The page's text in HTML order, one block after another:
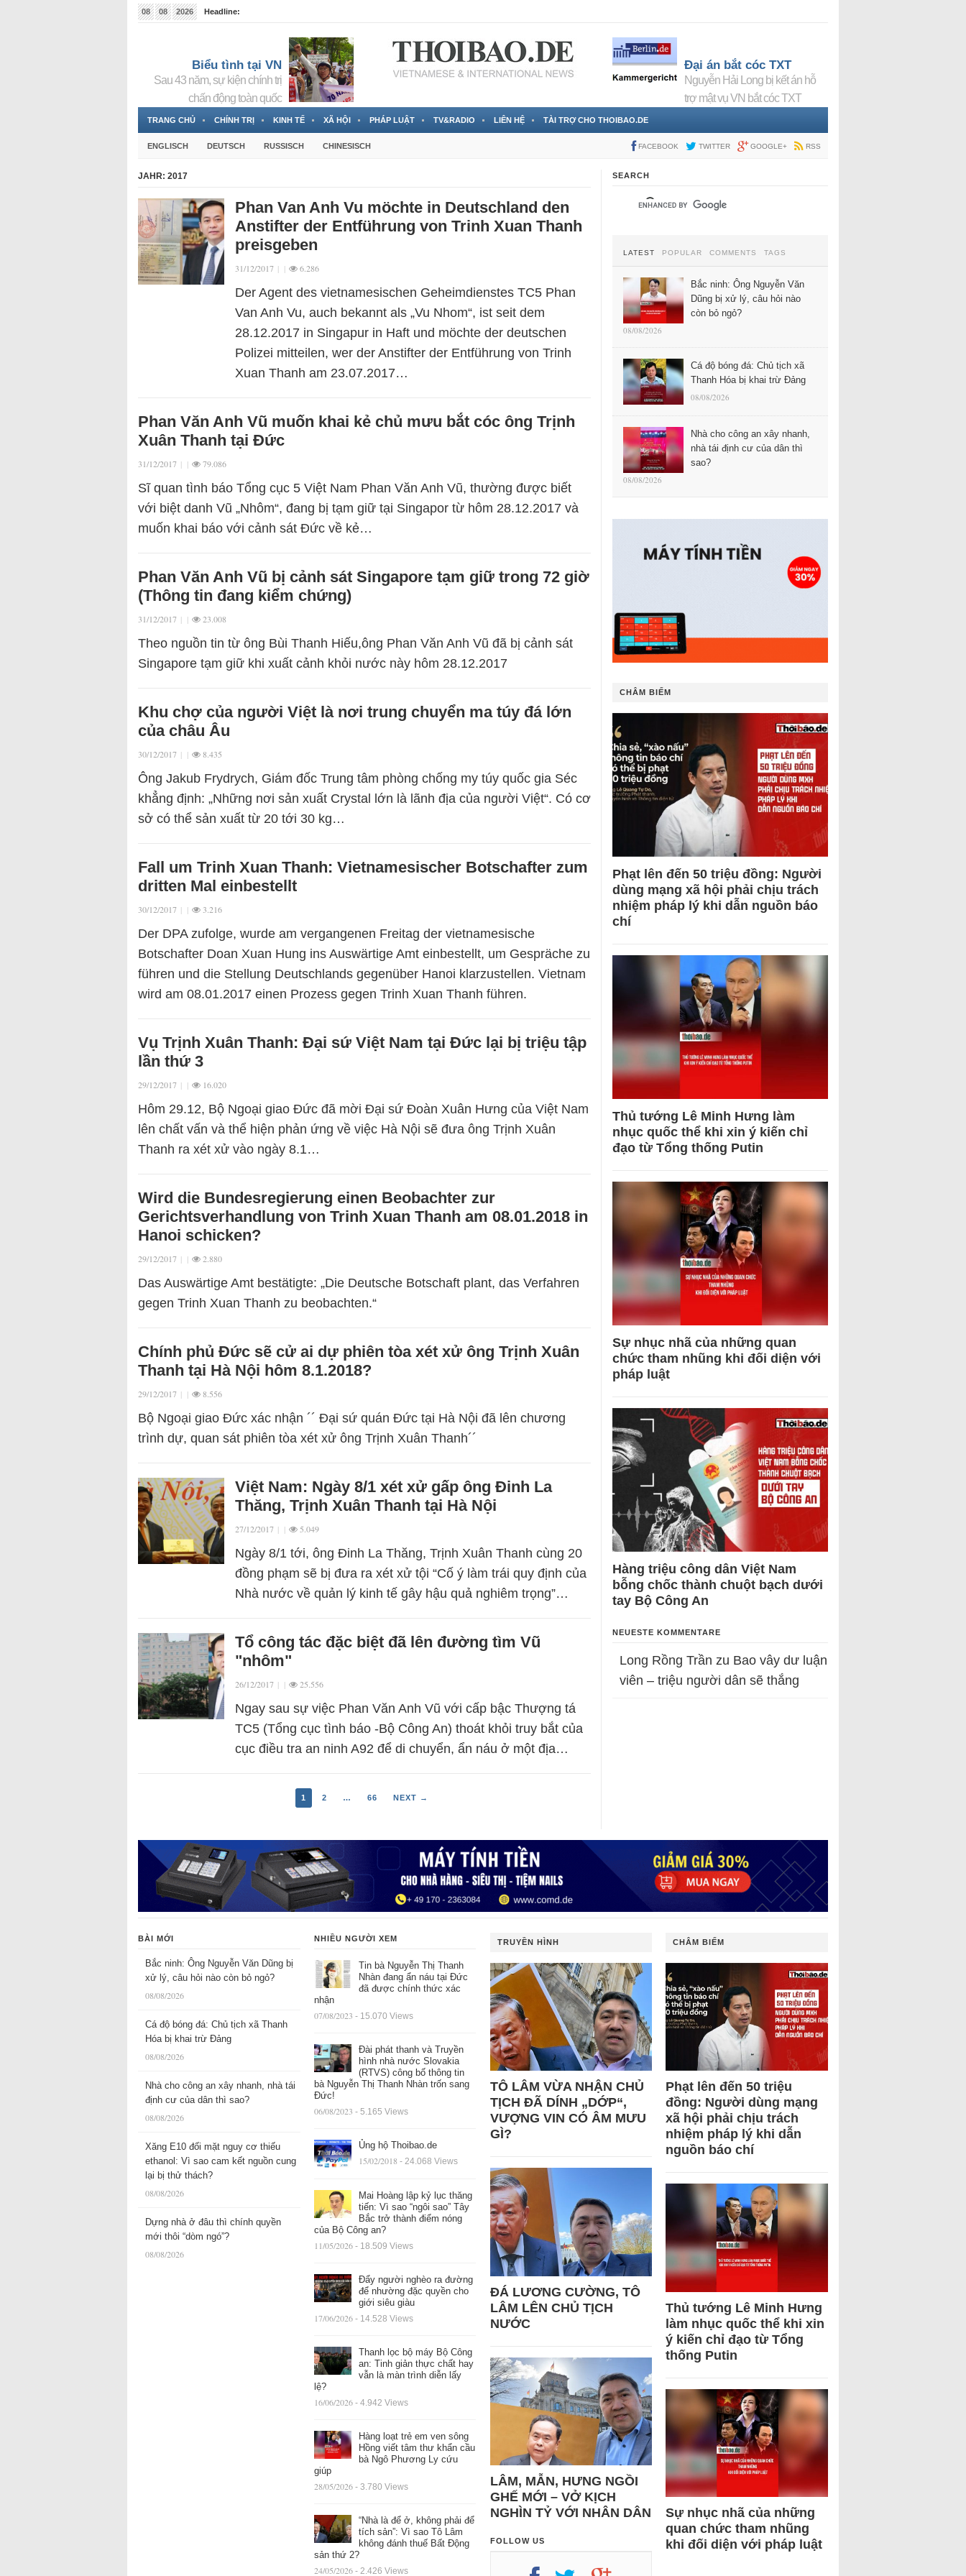
08 08 2026
Headline:
Biểu tình tại VN
Sau 43 năm, sự kiện chính trị
chấn động toàn quốc
Đại án bắt cóc TXT
Nguyễn Hải Long bị kết án hỗ
trợ mật vụ VN bắt cóc TXT
TRANG CHỦ CHÍNH TRỊ KINH TẾ XÃ HỘI PHÁP LUẬT TV&RADIO LIÊN HỆ TÀI TRỢ CHO THOIBAO.DE
ENGLISCH DEUTSCH RUSSISCH CHINESISCH FACEBOOK TWITTER GOOGLE+ RSS
JAHR: 2017
Phan Van Anh Vu möchte in Deutschland den
Anstifter der Entführung von Trinh Xuan Thanh
preisgeben
31/12/2017 | | 6.286
Der Agent des vietnamesischen Geheimdienstes TC5 Phan
Van Anh Vu, auch bekannt als „Vu Nhom“, ist seit dem
28.12.2017 in Singapur in Haft und möchte der deutschen
Polizei mitteilen, wer der Anstifter der Entführung von Trinh
Xuan Thanh am 23.07.2017…
Phan Văn Anh Vũ muốn khai kẻ chủ mưu bắt cóc ông Trịnh
Xuân Thanh tại Đức
31/12/2017 | | 79.086
Sĩ quan tình báo Tổng cục 5 Việt Nam Phan Văn Anh Vũ, thường được biết
với biệt danh Vũ „Nhôm“, đang bị tạm giữ tại Singapor từ hôm 28.12.2017 và
muốn khai báo với cảnh sát Đức về kẻ…
Phan Văn Anh Vũ bị cảnh sát Singapore tạm giữ trong 72 giờ
(Thông tin đang kiểm chứng)
31/12/2017 | | 23.008
Theo nguồn tin từ ông Bùi Thanh Hiếu,ông Phan Văn Anh Vũ đã bị cảnh sát
Singapore tạm giữ khi xuất cảnh khỏi nước này hôm 28.12.2017
Khu chợ của người Việt là nơi trung chuyển ma túy đá lớn
của châu Âu
30/12/2017 | | 8.435
Ông Jakub Frydrych, Giám đốc Trung tâm phòng chống my túy quốc gia Séc
khẳng định: „Những nơi sản xuất Crystal lớn là lãnh địa của người Việt“. Có cơ
sở có thể sản xuất từ 20 tới 30 kg…
Fall um Trinh Xuan Thanh: Vietnamesischer Botschafter zum
dritten Mal einbestellt
30/12/2017 | | 3.216
Der DPA zufolge, wurde am vergangenen Freitag der vietnamesische
Botschafter Doan Xuan Hung ins Auswärtige Amt einbestellt, um Gespräche zu
führen und die Stellung Deutschlands gegenüber Hanoi klarzustellen. Vietnam
wird am 08.01.2017 einen Prozess gegen Trinh Xuan Thanh führen.
Vụ Trịnh Xuân Thanh: Đại sứ Việt Nam tại Đức lại bị triệu tập
lần thứ 3
29/12/2017 | | 16.020
Hôm 29.12, Bộ Ngoại giao Đức đã mời Đại sứ Đoàn Xuân Hưng của Việt Nam
lên chất vấn và thể hiện phản ứng về việc Hà Nội sẽ đưa ông Trịnh Xuân
Thanh ra xét xử vào ngày 8.1…
Wird die Bundesregierung einen Beobachter zur
Gerichtsverhandlung von Trinh Xuan Thanh am 08.01.2018 in
Hanoi schicken?
29/12/2017 | | 2.880
Das Auswärtige Amt bestätigte: „Die Deutsche Botschaft plant, das Verfahren
gegen Trinh Xuan Thanh zu beobachten.“
Chính phủ Đức sẽ cử ai dự phiên tòa xét xử ông Trịnh Xuân
Thanh tại Hà Nội hôm 8.1.2018?
29/12/2017 | | 8.556
Bộ Ngoại giao Đức xác nhận ´´ Đại sứ quán Đức tại Hà Nội đã lên chương
trình dự, quan sát phiên tòa xét xử ông Trịnh Xuân Thanh´´
Việt Nam: Ngày 8/1 xét xử gấp ông Đinh La
Thăng, Trịnh Xuân Thanh tại Hà Nội
27/12/2017 | | 5.049
Ngày 8/1 tới, ông Đinh La Thăng, Trịnh Xuân Thanh cùng 20
đồng phạm sẽ bị đưa ra xét xử tội “Cố ý làm trái quy định của
Nhà nước về quản lý kinh tế gây hậu quả nghiêm trọng”…
Tổ công tác đặc biệt đã lên đường tìm Vũ
"nhôm"
26/12/2017 | | 25.556
Ngay sau sự việc Phan Văn Anh Vũ với cấp bậc Thượng tá
TC5 (Tổng cục tình báo -Bộ Công An) thoát khỏi truy bắt của
cục điều tra an ninh A92 để di chuyển, ẩn náu ở một địa…
1 2 … 66 NEXT →
SEARCH
LATEST POPULAR COMMENTS TAGS
Bắc ninh: Ông Nguyễn Văn
Dũng bị xử lý, câu hỏi nào
còn bỏ ngỏ?
08/08/2026
Cá độ bóng đá: Chủ tịch xã
Thanh Hóa bị khai trừ Đảng
08/08/2026
Nhà cho công an xây nhanh,
nhà tái định cư của dân thì
sao?
08/08/2026
CHÂM BIẾM
Phạt lên đến 50 triệu đồng: Người
dùng mạng xã hội phải chịu trách
nhiệm pháp lý khi dẫn nguồn báo
chí
Thủ tướng Lê Minh Hưng làm
nhục quốc thể khi xin ý kiến chỉ
đạo từ Tổng thống Putin
Sự nhục nhã của những quan
chức tham nhũng khi đối diện với
pháp luật
Hàng triệu công dân Việt Nam
bỗng chốc thành chuột bạch dưới
tay Bộ Công An
NEUESTE KOMMENTARE
Long Rồng Trần zu Bao vây dư luận
viên – triệu người dân sẽ thắng
BÀI MỚI
Bắc ninh: Ông Nguyễn Văn Dũng bị
xử lý, câu hỏi nào còn bỏ ngỏ?
08/08/2026
Cá độ bóng đá: Chủ tịch xã Thanh
Hóa bị khai trừ Đảng
08/08/2026
Nhà cho công an xây nhanh, nhà tái
định cư của dân thì sao?
08/08/2026
Xăng E10 đối mặt nguy cơ thiếu
ethanol: Vì sao cam kết nguồn cung
lại bị thử thách?
08/08/2026
Dựng nhà ở đâu thì chính quyền
mới thôi “dòm ngó”?
08/08/2026
NHIỀU NGƯỜI XEM
Tin bà Nguyễn Thị Thanh
Nhàn đang ẩn náu tại Đức
đã được chính thức xác
nhận
07/08/2023 - 15.070 Views
Đài phát thanh và Truyền
hình nhà nước Slovakia
(RTVS) công bố thông tin
bà Nguyễn Thị Thanh Nhàn trốn sang
Đức!
06/08/2023 - 5.165 Views
Ủng hộ Thoibao.de
15/02/2018 - 24.068 Views
Mai Hoàng lập kỷ lục thăng
tiến: Vì sao “ngôi sao” Tây
Bắc trở thành điểm nóng
của Bộ Công an?
11/05/2026 - 18.509 Views
Đẩy người nghèo ra đường
để nhường đặc quyền cho
giới siêu giàu
17/06/2026 - 14.528 Views
Thanh lọc bộ máy Bộ Công
an: Tinh giản thực chất hay
vẫn là màn trình diễn lấy
lệ?
16/06/2026 - 4.942 Views
Hàng loạt trẻ em ven sông
Hồng viết tâm thư khẩn cầu
bà Ngô Phương Ly cứu
giúp
28/05/2026 - 3.780 Views
“Nhà là để ở, không phải để
tích sản”: Vì sao Tô Lâm
không đánh thuế Bất Động
sản thứ 2?
24/05/2026 - 2.426 Views
TRUYỀN HÌNH
TÔ LÂM VỪA NHẬN CHỦ
TỊCH ĐÃ DÍNH „DỚP“,
VƯỢNG VIN CÓ ÂM MƯU
GÌ?
ĐÁ LƯƠNG CƯỜNG, TÔ
LÂM LÊN CHỦ TỊCH
NƯỚC
LÂM, MẪN, HƯNG NGỒI
GHẾ MỚI – VỞ KỊCH
NGHÌN TỶ VỚI NHÂN DÂN
FOLLOW US
CHÂM BIẾM
Phạt lên đến 50 triệu
đồng: Người dùng mạng
xã hội phải chịu trách
nhiệm pháp lý khi dẫn
nguồn báo chí
Thủ tướng Lê Minh Hưng
làm nhục quốc thể khi xin
ý kiến chỉ đạo từ Tổng
thống Putin
Sự nhục nhã của những
quan chức tham nhũng
khi đối diện với pháp luật